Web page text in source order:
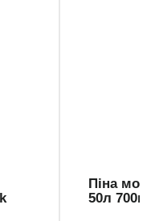
Піна
50л 700мл